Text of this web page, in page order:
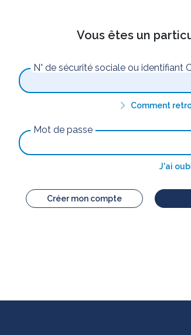
Vous êtes un
N° de sécurité sociale ou identifiant
Comment
Mot de passe
J'ai
Créer mon compte